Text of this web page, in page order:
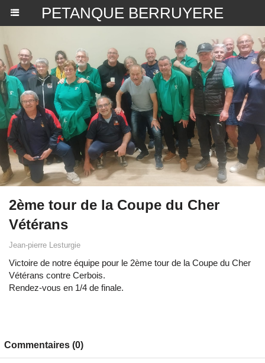
PETANQUE BERRUYERE
2ème tour de la Coupe du Cher
Vétérans
Jean-pierre Lesturgie
Victoire de notre équipe pour le 2ème tour de la Coupe du Cher
Vétérans contre Cerbois.
Rendez-vous en 1/4 de finale.
Commentaires (0)